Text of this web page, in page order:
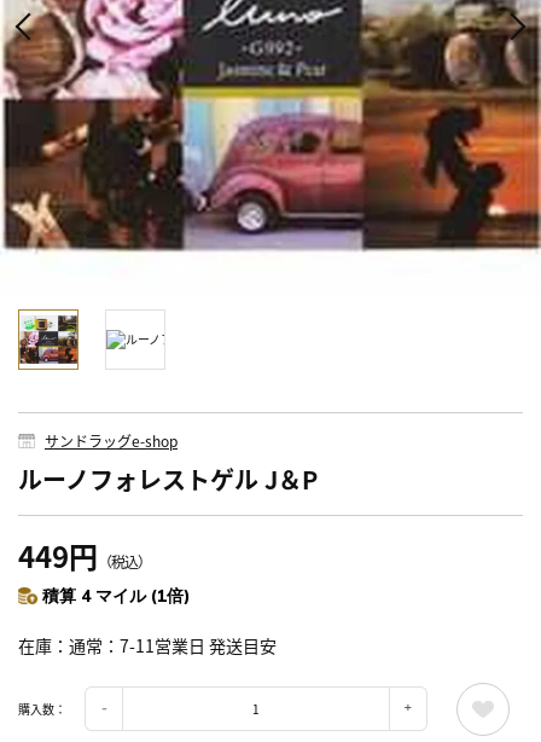
サンドラッグe-shop
ルーノフォレストゲル J＆P
449円 （税込）
積算 4 マイル (1倍)
在庫 通常：7-11営業日 発送目安
購入数：